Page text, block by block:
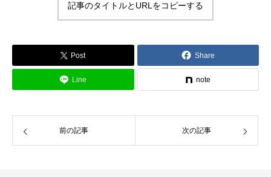
記事のタイトルとURLをコピーする
Post Share
Line note
前の記事 次の記事